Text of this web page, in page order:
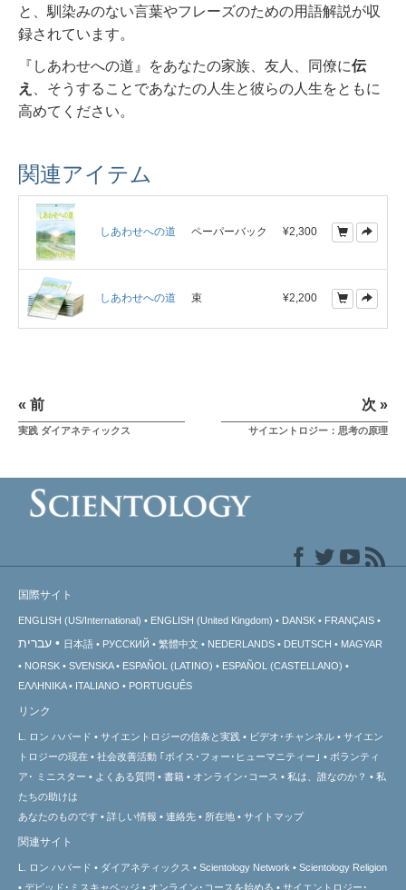
と、馴染みのない言葉やフレーズのための用語解説が収
録されています。
『しあわせへの道』をあなたの家族、友人、同僚に伝
え
、そうすることであなたの人生と彼らの人生をともに
高めてください。
関連アイテム
しあわせへの道 ペーパーバック ¥2,300
しあわせへの道 束 ¥2,200
« 前
実践 ダイアネティックス
次 »
サイエントロジー：思考の原理
国際サイト
ENGLISH (US/International) ENGLISH (United Kingdom) DANSK FRANÇAIS
עברית 日本語 РУССКИЙ 繁體中文 NEDERLANDS DEUTSCH
MAGYAR
NORSK
SVENSKA ESPAÑOL (LATINO)
ESPAÑOL (CASTELLANO)
ΕΛΛΗΝΙΚA
ITALIANO PORTUGUÊS
リンク
L. ロン ハバード サイエントロジーの信条と実践 ビデオ･チャンネル
サイエン
トロジーの現在 社会改善活動 ｢ボイス･フォー･ヒューマニティー｣
ボランティ
ア･
ミニスター よくある質問 書籍 オンライン･コース 私は、誰なのか？
私
たちの助けは
あなたのものです
詳しい情報 連絡先 所在地 サイトマップ
関連サイト
L. ロン ハバード ダイアネティックス Scientology Network
Scientology Religion
デビッド･ミスキャベッジ
オンライン･コースを始める サイエントロジー･